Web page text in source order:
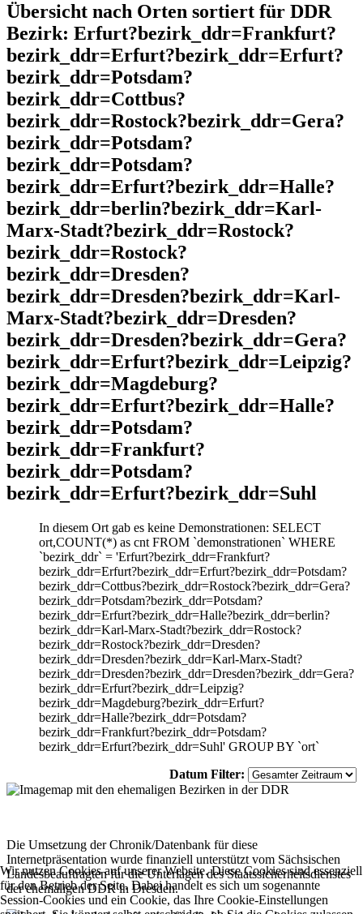
Übersicht nach Orten sortiert für DDR
Bezirk: Erfurt?bezirk_ddr=Frankfurt?
bezirk_ddr=Erfurt?bezirk_ddr=Erfurt?
bezirk_ddr=Potsdam?
bezirk_ddr=Cottbus?
bezirk_ddr=Rostock?bezirk_ddr=Gera?
bezirk_ddr=Potsdam?
bezirk_ddr=Potsdam?
bezirk_ddr=Erfurt?bezirk_ddr=Halle?
bezirk_ddr=berlin?bezirk_ddr=Karl-
Marx-Stadt?bezirk_ddr=Rostock?
bezirk_ddr=Rostock?
bezirk_ddr=Dresden?
bezirk_ddr=Dresden?bezirk_ddr=Karl-
Marx-Stadt?bezirk_ddr=Dresden?
bezirk_ddr=Dresden?bezirk_ddr=Gera?
bezirk_ddr=Erfurt?bezirk_ddr=Leipzig?
bezirk_ddr=Magdeburg?
bezirk_ddr=Erfurt?bezirk_ddr=Halle?
bezirk_ddr=Potsdam?
bezirk_ddr=Frankfurt?
bezirk_ddr=Potsdam?
bezirk_ddr=Erfurt?bezirk_ddr=Suhl
In diesem Ort gab es keine Demonstrationen: SELECT
ort,COUNT(*) as cnt FROM `demonstrationen` WHERE
`bezirk_ddr` = 'Erfurt?bezirk_ddr=Frankfurt?
bezirk_ddr=Erfurt?bezirk_ddr=Erfurt?bezirk_ddr=Potsdam?
bezirk_ddr=Cottbus?bezirk_ddr=Rostock?bezirk_ddr=Gera?
bezirk_ddr=Potsdam?bezirk_ddr=Potsdam?
bezirk_ddr=Erfurt?bezirk_ddr=Halle?bezirk_ddr=berlin?
bezirk_ddr=Karl-Marx-Stadt?bezirk_ddr=Rostock?
bezirk_ddr=Rostock?bezirk_ddr=Dresden?
bezirk_ddr=Dresden?bezirk_ddr=Karl-Marx-Stadt?
bezirk_ddr=Dresden?bezirk_ddr=Dresden?bezirk_ddr=Gera?
bezirk_ddr=Erfurt?bezirk_ddr=Leipzig?
bezirk_ddr=Magdeburg?bezirk_ddr=Erfurt?
bezirk_ddr=Halle?bezirk_ddr=Potsdam?
bezirk_ddr=Frankfurt?bezirk_ddr=Potsdam?
bezirk_ddr=Erfurt?bezirk_ddr=Suhl' GROUP BY `ort`
Datum Filter:
Die Umsetzung der Chronik/Datenbank für diese
Internetpräsentation wurde finanziell unterstützt vom Sächsischen
Landesbeauftragten für die Unterlagen des Staatssicherheitsdienstes
der ehemaligen DDR in Dresden.
Wir nutzen Cookies auf unserer Website. Diese Cookies sind essenziell
für den Betrieb der Seite. Dabei handelt es sich um sogenannte
Session-Cookies und ein Cookie, das Ihre Cookie-Einstellungen